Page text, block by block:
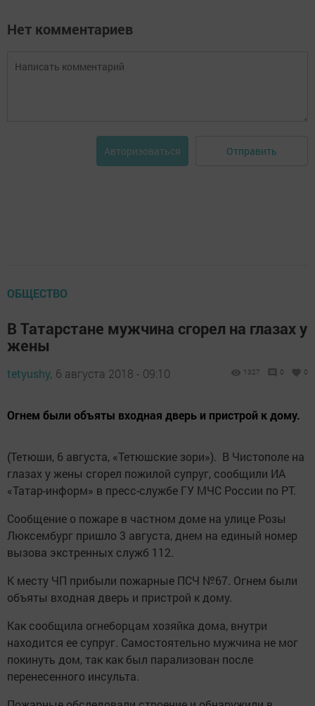
Нет комментариев
Авторизоваться Отправить
ОБЩЕСТВО
В Татарстане мужчина сгорел на глазах у
жены
tetyushy, 6 августа 2018 - 09:10 1327 0 0
Огнем были объяты входная дверь и пристрой к дому.
(Тетюши, 6 августа, «Тетюшские зори»). В Чистополе на
глазах у жены сгорел пожилой супруг, сообщили ИА
«Татар-информ» в пресс-службе ГУ МЧС России по РТ.
Сообщение о пожаре в частном доме на улице Розы
Люксембург пришло 3 августа, днем на единый номер
вызова экстренных служб 112.
К месту ЧП прибыли пожарные ПСЧ №67. Огнем были
объяты входная дверь и пристрой к дому.
Как сообщила огнеборцам хозяйка дома, внутри
находится ее супруг. Самостоятельно мужчина не мог
покинуть дом, так как был парализован после
перенесенного инсульта.